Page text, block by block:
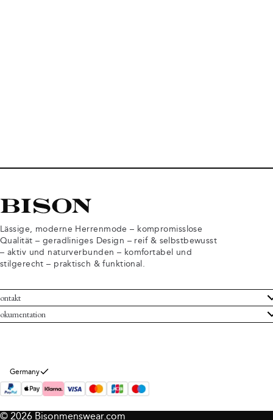
Lässige, moderne Herrenmode – kompromisslose
Qualität – geradliniges Design – reif & selbstbewusst
– aktiv und naturverbunden – komfortabel und
stilgerecht – praktisch & funktional.
Bison
Geschäftsbedingungen
Informationen
Germany
© 2026 Bisonmenswear.com